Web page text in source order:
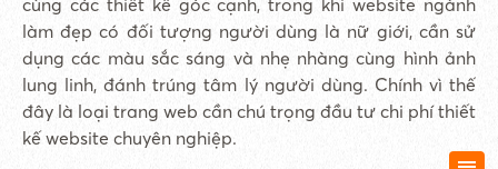
cùng các thiết kế góc cạnh, trong khi website ngành
làm đẹp có đối tượng người dùng là nữ giới, cần sử
dụng các màu sắc sáng và nhẹ nhàng cùng hình ảnh
lung linh, đánh trúng tâm lý người dùng. Chính vì thế
đây là loại trang web cần chú trọng đầu tư chi phí thiết
kế website chuyên nghiệp.